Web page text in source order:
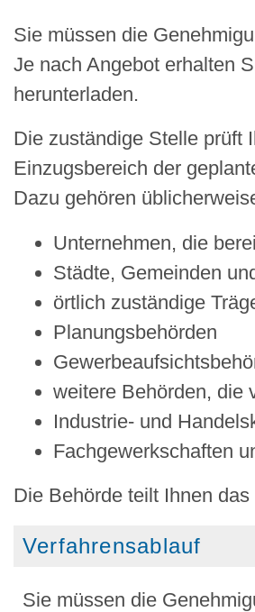
Sie müssen die
Je nach Angebot erhalten
herunterladen.
Die zuständige Stelle prüft
Einzugsbereich der
Dazu gehören
Unternehmen, die
Städte, Gemeinden
örtlich zuständige
Planungsbehörden
weitere Behörden, die
Industrie- und
Fachgewerkschaften
Die Behörde teilt Ihnen
Verfahrensablauf
Sie müssen die